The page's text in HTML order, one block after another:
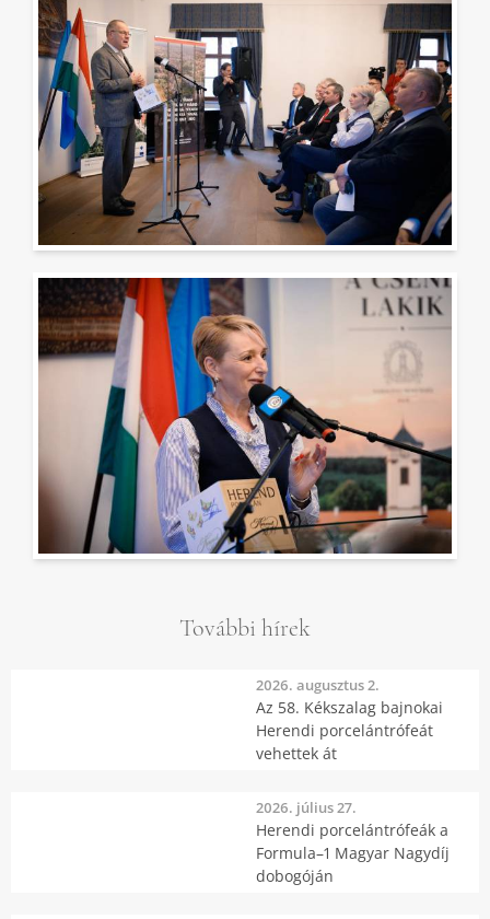
További hírek
2026. augusztus 2.
Az 58. Kékszalag bajnokai
Herendi porcelántrófeát
vehettek át
2026. július 27.
Herendi porcelántrófeák a
Formula–1 Magyar Nagydíj
dobogóján